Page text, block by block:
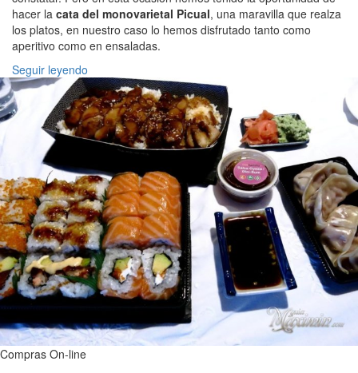
hacer la cata del monovarietal Picual, una maravilla que realza
los platos, en nuestro caso lo hemos disfrutado tanto como
aperitivo como en ensaladas.
Seguir leyendo
Compras On-line